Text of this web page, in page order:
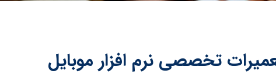
تخصصی نرم افزار موبایل